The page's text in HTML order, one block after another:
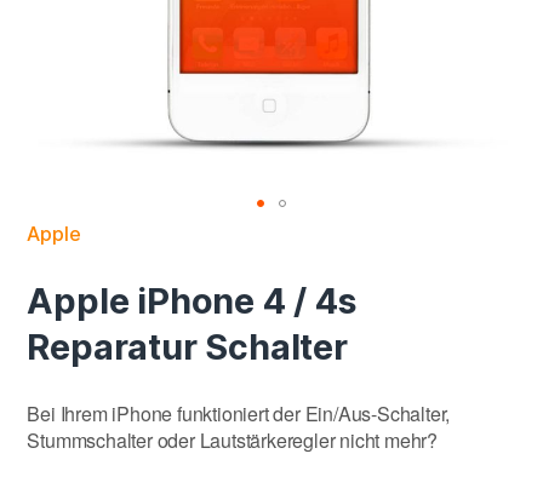
Apple
Apple iPhone 4 / 4s
Reparatur Schalter
Bei Ihrem iPhone funktioniert der Ein/Aus-Schalter,
Stummschalter oder Lautstärkeregler nicht mehr?